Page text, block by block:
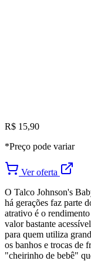
R$ 15,90
*Preço pode variar
Ver oferta
O Talco Johnson's
há gerações faz parte
atrativo é o
valor bastante
para quem utiliza
os banhos e trocas de
"cheirinho de bebê"